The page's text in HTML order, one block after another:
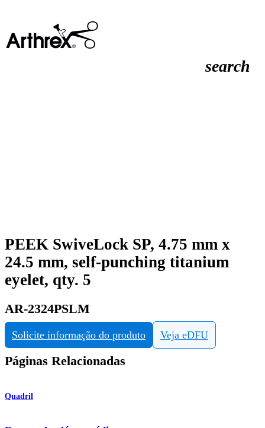
search
PEEK SwiveLock SP, 4.75 mm x
24.5 mm, self-punching titanium
eyelet, qty. 5
AR-2324PSLM
Solicite informação do produto Veja eDFU
Páginas Relacionadas
Quadril